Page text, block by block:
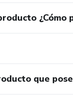
¿Cómo
que